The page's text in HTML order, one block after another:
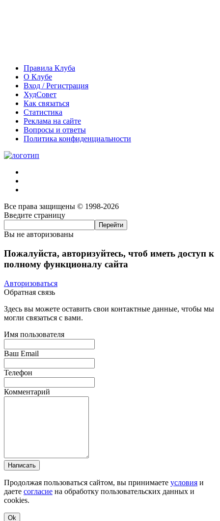
Правила Клуба
О Клубе
Вход / Регистрация
ХудСовет
Как связаться
Статистика
Реклама на сайте
Вопросы и ответы
Политика конфиденциальности
Все права защищены © 1998-2026
Введите страницу
Вы не авторизованы
Пожалуйста, авторизуйтесь, чтоб иметь доступ к
полному функционалу сайта
Авторизоваться
Обратная связь
Здесь вы можете оставить свои контактные данные, чтобы мы
могли связаться с вами.
Имя пользователя
Ваш Email
Телефон
Комментарий
Написать
Продолжая пользоваться сайтом, вы принимаете условия и
даете согласие на обработку пользовательских данных и
cookies.
Ok